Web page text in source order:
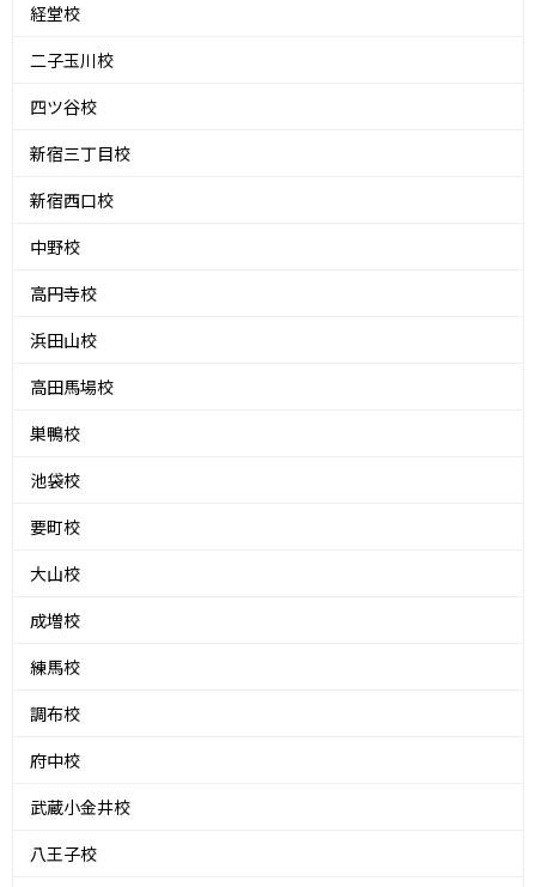
経堂校
二子玉川校
四ツ谷校
新宿三丁目校
新宿西口校
中野校
高円寺校
浜田山校
高田馬場校
巣鴨校
池袋校
要町校
大山校
成増校
練馬校
調布校
府中校
武蔵小金井校
八王子校